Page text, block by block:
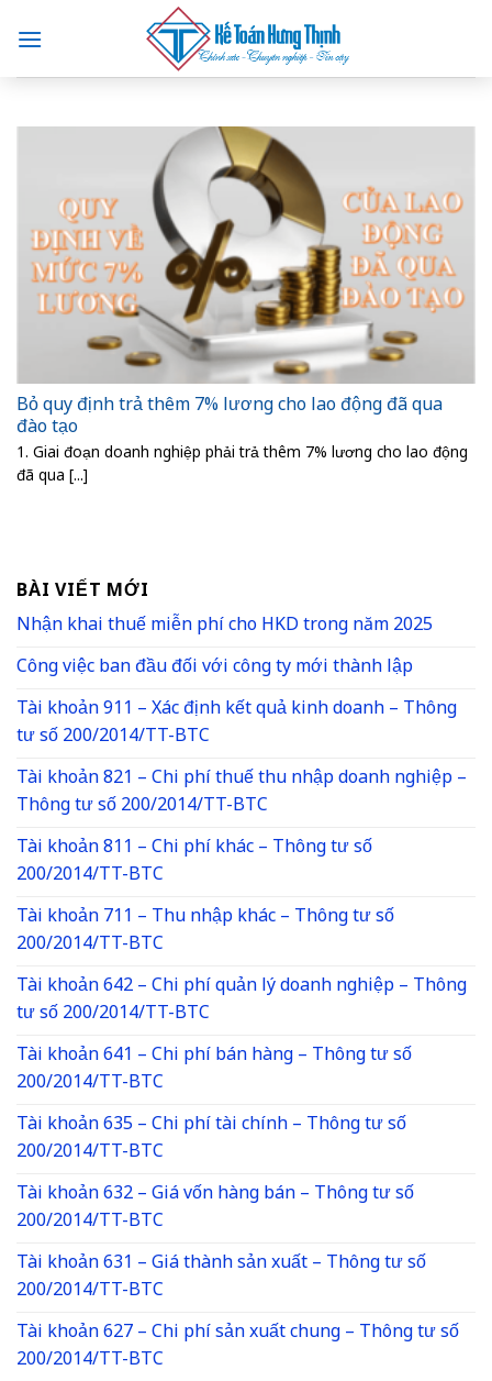
content
Bỏ quy định trả thêm 7% lương cho lao động đã qua
đào tạo
1. Giai đoạn doanh nghiệp phải trả thêm 7% lương cho lao động
đã qua [...]
BÀI VIẾT MỚI
Nhận khai thuế miễn phí cho HKD trong năm 2025
Công việc ban đầu đối với công ty mới thành lập
Tài khoản 911 – Xác định kết quả kinh doanh – Thông
tư số 200/2014/TT-BTC
Tài khoản 821 – Chi phí thuế thu nhập doanh nghiệp –
Thông tư số 200/2014/TT-BTC
Tài khoản 811 – Chi phí khác – Thông tư số
200/2014/TT-BTC
Tài khoản 711 – Thu nhập khác – Thông tư số
200/2014/TT-BTC
Tài khoản 642 – Chi phí quản lý doanh nghiệp – Thông
tư số 200/2014/TT-BTC
Tài khoản 641 – Chi phí bán hàng – Thông tư số
200/2014/TT-BTC
Tài khoản 635 – Chi phí tài chính – Thông tư số
200/2014/TT-BTC
Tài khoản 632 – Giá vốn hàng bán – Thông tư số
200/2014/TT-BTC
Tài khoản 631 – Giá thành sản xuất – Thông tư số
200/2014/TT-BTC
Tài khoản 627 – Chi phí sản xuất chung – Thông tư số
200/2014/TT-BTC